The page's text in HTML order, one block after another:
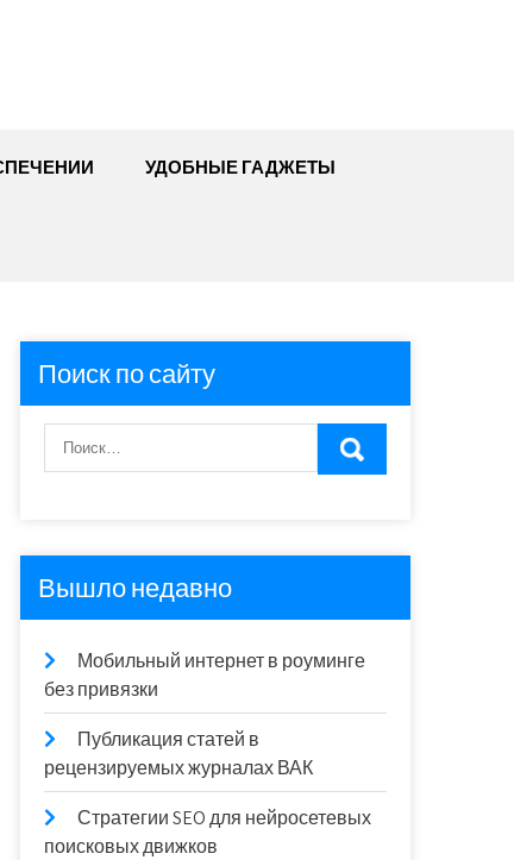
УДОБНЫЕ ГАДЖЕТЫ
Поиск по сайту
Вышло недавно
Мобильный интернет в роуминге
без привязки
Публикация статей в
рецензируемых журналах ВАК
Стратегии SEO для нейросетевых
поисковых движков